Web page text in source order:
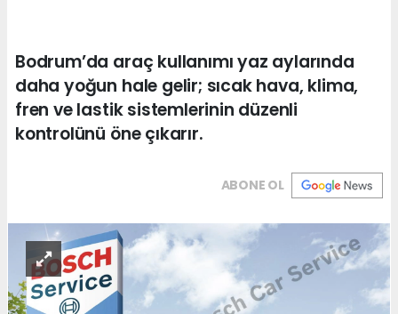
Bodrum’da araç kullanımı yaz aylarında
daha yoğun hale gelir; sıcak hava, klima,
fren ve lastik sistemlerinin düzenli
kontrolünü öne çıkarır.
ABONE OL